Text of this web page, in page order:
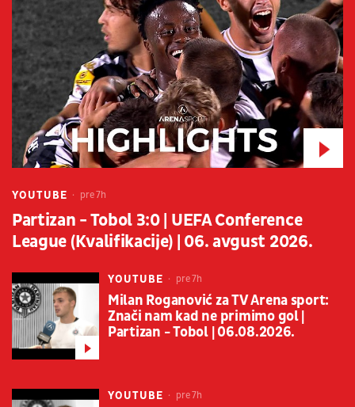
YOUTUBE pre 7h
Partizan - Tobol 3:0 | UEFA Conference
League (Kvalifikacije) | 06. avgust 2026.
YOUTUBE pre 7h
Milan Roganović za TV Arena sport:
Znači nam kad ne primimo gol |
Partizan - Tobol | 06.08.2026.
YOUTUBE pre 7h